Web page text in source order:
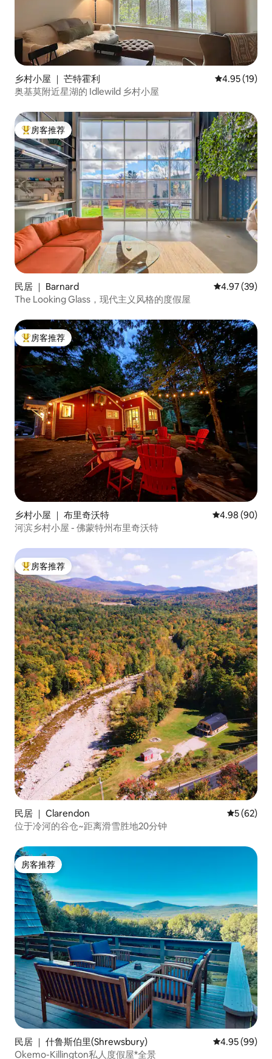
乡村小屋 ｜ 芒特霍利 平均评分
4.95 (19)
奥基莫附近星湖的 Idlewild 乡村小屋
热门「房客推荐」
房客推荐
民居 ｜ Barnard 平均评分
4.97 (39)
The Looking Glass，现代主义风格的度假屋
热门「房客推荐」
房客推荐
乡村小屋 ｜ 布里奇沃特 平均评分 4.98
4.98 (90)
河滨乡村小屋 - 佛蒙特州布里奇沃特
热门「房客推荐」
房客推荐
民居 ｜ Clarendon 平均评分
5 (62)
位于冷河的谷仓~距离滑雪胜地20分钟
房客推荐
房客推荐
民居 ｜ 什鲁斯伯里(Shrewsbury) 平均评分 4.95
4.95 (99)
Okemo-Killington私人度假屋*全景